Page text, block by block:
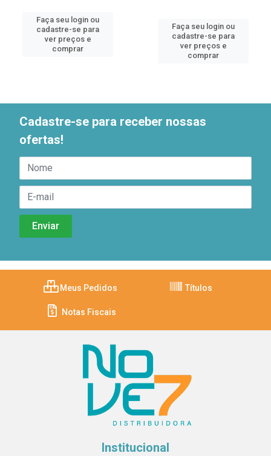
Faça seu login ou
cadastre-se para
ver preços e
comprar
Faça seu login ou
cadastre-se para
ver preços e
comprar
Cadastre-se para receber nossas
ofertas!
Meus Pedidos Títulos
Notas Fiscais
Institucional